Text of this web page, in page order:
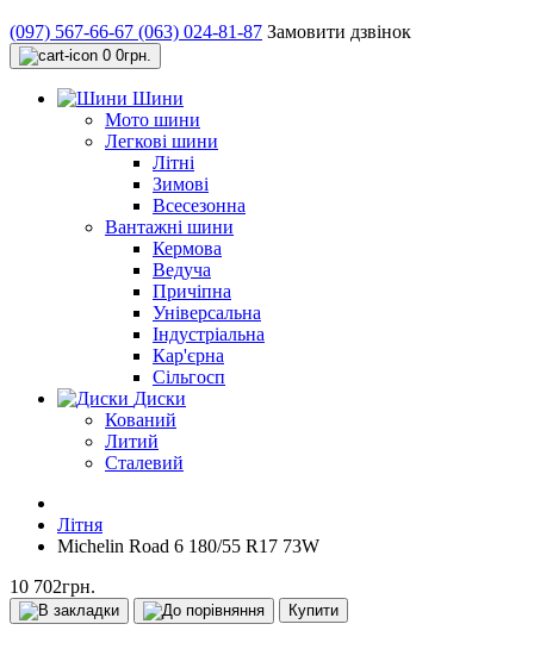
(097) 567-66-67 (063) 024-81-87 Замовити дзвінок
0 0грн.
Шини
Мото шини
Легкові шини
Літні
Зимові
Всесезонна
Вантажні шини
Кермова
Ведуча
Причіпна
Універсальна
Індустріальна
Кар'єрна
Сільгосп
Диски
Кований
Литий
Сталевий
Літня
Michelin Road 6 180/55 R17 73W
10 702грн.
Купити